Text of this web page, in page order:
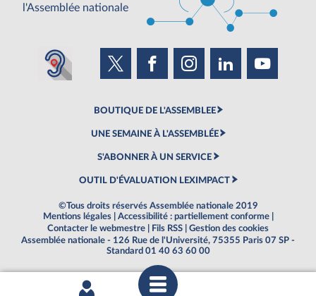
l'Assemblée nationale
BOUTIQUE DE L'ASSEMBLEE
UNE SEMAINE À L'ASSEMBLÉE
S'ABONNER À UN SERVICE
OUTIL D'ÉVALUATION LEXIMPACT
©Tous droits réservés Assemblée nationale 2019
Mentions légales
Accessibilité : partiellement conforme
Contacter le webmestre
Fils RSS
Gestion des cookies
Assemblée nationale - 126 Rue de l'Université, 75355 Paris 07 SP -
Standard 01 40 63 60 00